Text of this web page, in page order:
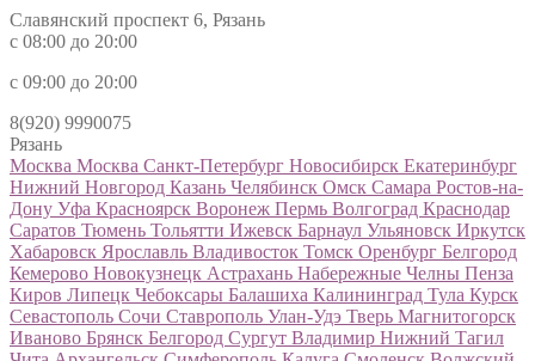
Славянский проспект 6, Рязань
с 08:00 до 20:00
с 09:00 до 20:00
8(920) 9990075
Рязань
Москва Москва Санкт-Петербург Новосибирск Екатеринбург
Нижний Новгород Казань Челябинск Омск Самара Ростов-на-
Дону Уфа Красноярск Воронеж Пермь Волгоград Краснодар
Саратов Тюмень Тольятти Ижевск Барнаул Ульяновск Иркутск
Хабаровск Ярославль Владивосток Томск Оренбург Белгород
Кемерово Новокузнецк Астрахань Набережные Челны Пенза
Киров Липецк Чебоксары Балашиха Калининград Тула Курск
Севастополь Сочи Ставрополь Улан-Удэ Тверь Магнитогорск
Иваново Брянск Белгород Сургут Владимир Нижний Тагил